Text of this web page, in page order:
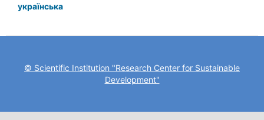
українська
© Scientific Institution "Research Center for Sustainable
Development"